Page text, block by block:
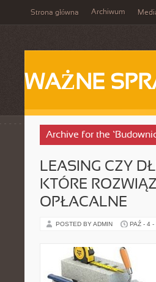
Strona główna Archiwum
WAŻNE
Archive for the
LEASING CZY
KTÓRE
OPŁACALNE
POSTED BY ADMIN PAŹ - 4 -